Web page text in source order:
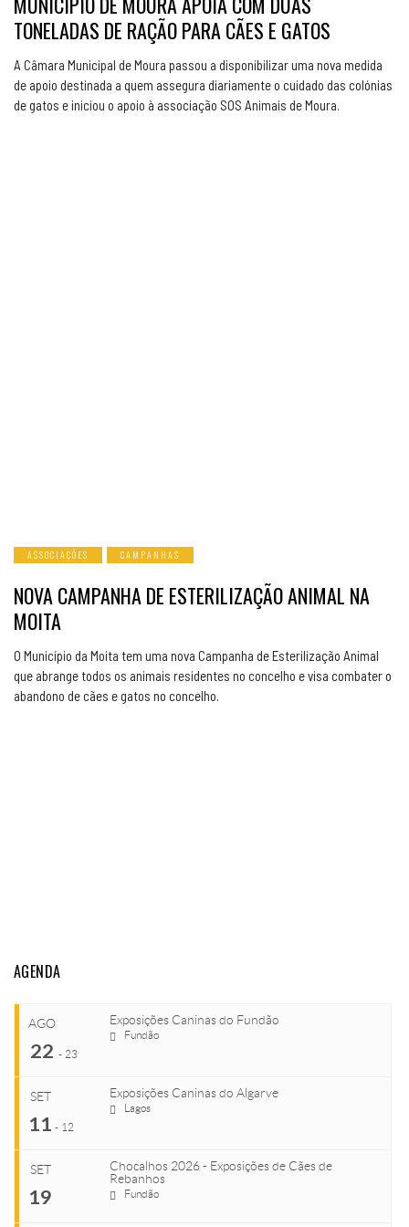
TONELADAS DE RAÇÃO PARA CÃES E GATOS
A Câmara Municipal de Moura passou a disponibilizar uma nova medida
de apoio destinada a quem assegura diariamente o cuidado das colónias
de gatos e iniciou o apoio à associação SOS Animais de Moura.
ASSOCIAÇÕES CAMPANHAS
NOVA CAMPANHA DE ESTERILIZAÇÃO ANIMAL NA
MOITA
O Município da Moita tem uma nova Campanha de Esterilização Animal
que abrange todos os animais residentes no concelho e visa combater o
abandono de cães e gatos no concelho.
AGENDA
AGO
22 - 23
Exposições Caninas do Fundão
Fundão
Ago 22, 2026
SET
11 - 12
Exposições Caninas do Algarve
Lagos
SET
19
Chocalhos 2026 - Exposições de Cães de
Rebanhos
Fundão